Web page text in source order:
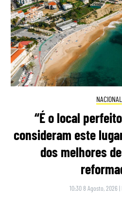
NACIONAL
“É o local
consideram este
dos melhores
10:30 8 Agosto, 2026 |